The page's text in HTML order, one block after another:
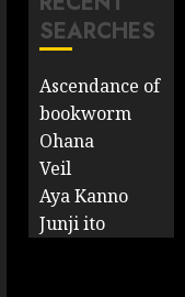
SEARCHES
Ascendance of
bookworm
Ohana
Veil
Aya Kanno
Junji ito